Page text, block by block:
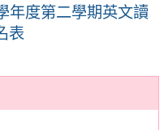
年度第二學期英文讀
表